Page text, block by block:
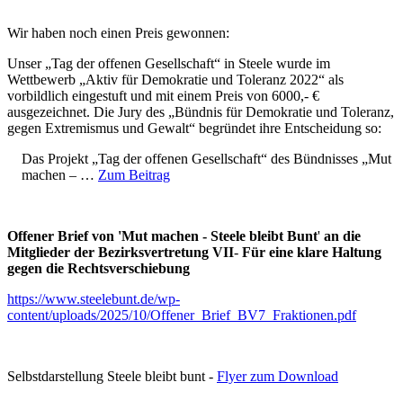
Wir haben noch einen Preis gewonnen:
Unser „Tag der offenen Gesellschaft“ in Steele wurde im
Wettbewerb „Aktiv für Demokratie und Toleranz 2022“ als
vorbildlich eingestuft und mit einem Preis von 6000,- €
ausgezeichnet. Die Jury des „Bündnis für Demokratie und Toleranz,
gegen Extremismus und Gewalt“ begründet ihre Entscheidung so:
Das Projekt „Tag der offenen Gesellschaft“ des Bündnisses „Mut
machen – … Zum Beitrag
Offener Brief von 'Mut machen - Steele bleibt Bunt' an die
Mitglieder der Bezirksvertretung VII- Für eine klare Haltung
gegen die Rechtsverschiebung
https://www.steelebunt.de/wp-
content/uploads/2025/10/Offener_Brief_BV7_Fraktionen.pdf
Selbstdarstellung Steele bleibt bunt - Flyer zum Download